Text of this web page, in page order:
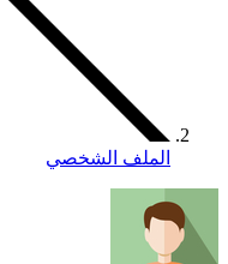
الملف الشخصي